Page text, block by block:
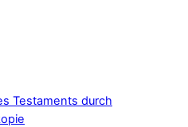
Testaments durch